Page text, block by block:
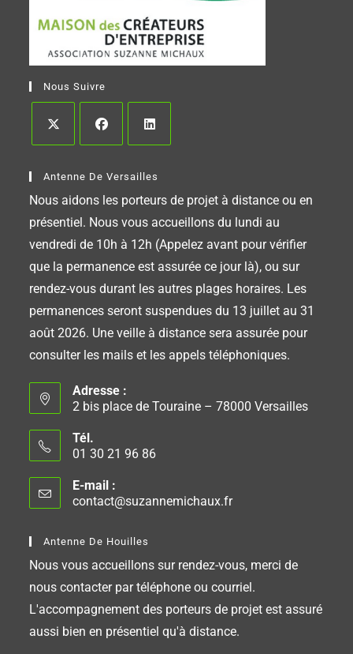
Nous Suivre
Antenne De Versailles
Nous aidons les porteurs de projet à distance ou en
présentiel. Nous vous accueillons du lundi au
vendredi de 10h à 12h (Appelez avant pour vérifier
que la permanence est assurée ce jour là), ou sur
rendez-vous durant les autres plages horaires. Les
permanences seront suspendues du 13 juillet au 31
août 2026. Une veille à distance sera assurée pour
consulter les mails et les appels téléphoniques.
Adresse :
2 bis place de Touraine – 78000 Versailles
Tél.
01 30 21 96 86
E-mail :
contact@suzannemichaux.fr
Antenne De Houilles
Nous vous accueillons sur rendez-vous, merci de
nous contacter par téléphone ou courriel.
L'accompagnement des porteurs de projet est assuré
aussi bien en présentiel qu'à distance.